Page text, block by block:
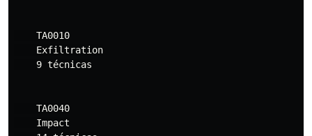
    TA0010
    Exfiltration
    9 técnicas
    TA0040
    Impact